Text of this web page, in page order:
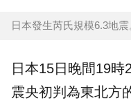
日本發生芮氏規模6.3地震
日本15日晚間19時
震央初判為東北方